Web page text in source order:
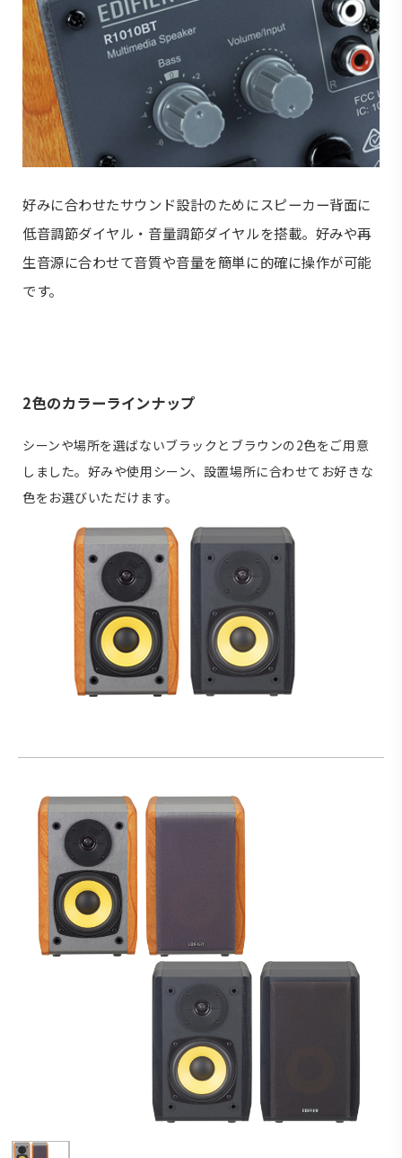
好みに合わせたサウンド設計のためにスピーカー背面に
低音調節ダイヤル・音量調節ダイヤルを搭載。好みや再
生音源に合わせて音質や音量を簡単に的確に操作が可能
です。
2色のカラーラインナップ
シーンや場所を選ばないブラックとブラウンの2色をご用意
しました。好みや使用シーン、設置場所に合わせてお好きな
色をお選びいただけます。